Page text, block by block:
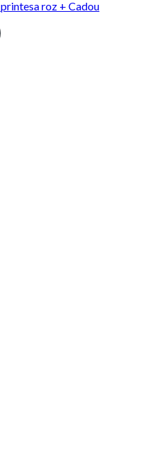
roz + Cadou